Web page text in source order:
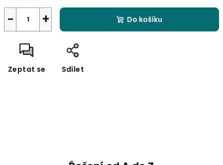
+
− Do košíku
Zeptat se Sdílet